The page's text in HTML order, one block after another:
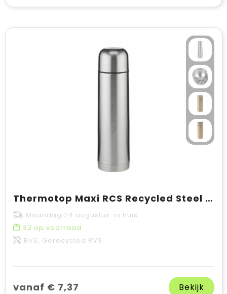
Thermotop Maxi RCS Recycled Steel 1 L thermosfles
Maandag 24 augustus in huis
32 op voorraad
RVS, Gerecycled RVS
vanaf € 7,37 Bekijk